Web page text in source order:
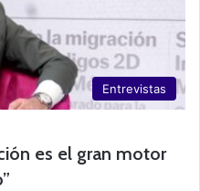
Entrevistas
es el gran motor